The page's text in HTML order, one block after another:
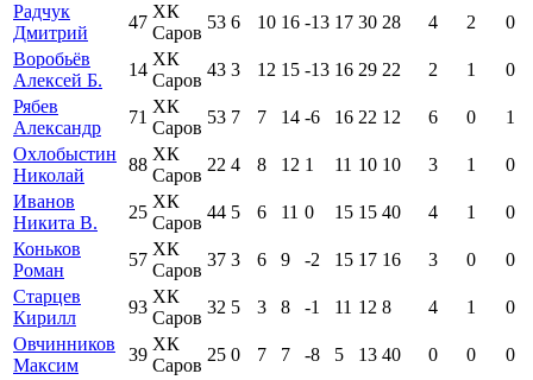
Радчук
Дмитрий
47
ХК
Саров
53 6 10 16 -13 17 30 28 4 2
0
Воробьёв
Алексей Б.
14
ХК
Саров
43 3 12 15 -13 16 29 22 2 1
0
Рябев
Александр
71
ХК
Саров
53 7 7 14 -6 16 22 12 6 0
1
Охлобыстин
Николай
88
ХК
Саров
22 4 8 12 1 11 10 10 3 1
0
Иванов
Никита В.
25
ХК
Саров
44 5 6 11 0 15 15 40 4 1
0
Коньков
Роман
57
ХК
Саров
37 3 6 9 -2 15 17 16 3 0
0
Старцев
Кирилл
93
ХК
Саров
32 5 3 8 -1 11 12 8 4 1
0
Овчинников
Максим
39
ХК
Саров
25 0 7 7 -8 5 13 40 0 0
0